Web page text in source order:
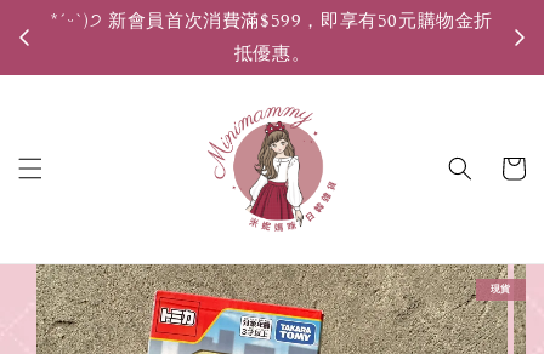
*ˊᵕˋ)੭ 新會員首次消費滿$599，即享有50元購物金折
抵優惠。
現貨